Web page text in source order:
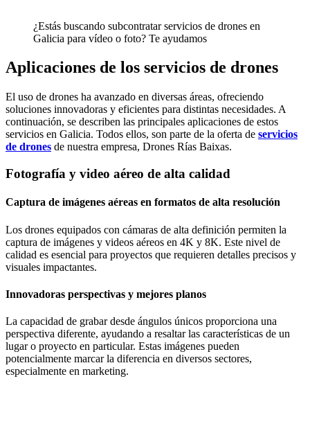
¿Estás buscando subcontratar servicios de drones en
Galicia para vídeo o foto? Te ayudamos
Aplicaciones de los servicios de drones
El uso de drones ha avanzado en diversas áreas, ofreciendo
soluciones innovadoras y eficientes para distintas necesidades. A
continuación, se describen las principales aplicaciones de estos
servicios en Galicia. Todos ellos, son parte de la oferta de servicios
de drones de nuestra empresa, Drones Rías Baixas.
Fotografía y video aéreo de alta calidad
Captura de imágenes aéreas en formatos de alta resolución
Los drones equipados con cámaras de alta definición permiten la
captura de imágenes y videos aéreos en 4K y 8K. Este nivel de
calidad es esencial para proyectos que requieren detalles precisos y
visuales impactantes.
Innovadoras perspectivas y mejores planos
La capacidad de grabar desde ángulos únicos proporciona una
perspectiva diferente, ayudando a resaltar las características de un
lugar o proyecto en particular. Estas imágenes pueden
potencialmente marcar la diferencia en diversos sectores,
especialmente en marketing.